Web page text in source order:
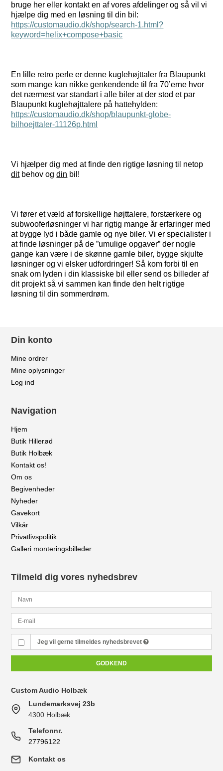
bruge her eller kontakt en af vores afdelinger og så vil vi
hjælpe dig med en løsning til din bil:
https://customaudio.dk/shop/search-1.html?
keyword=helix+compose+basic
En lille retro perle er denne kuglehøjttaler fra Blaupunkt
som mange kan nikke genkendende til fra 70’erne hvor
det nærmest var standart i alle biler at der stod et par
Blaupunkt kuglehøjttalere på hattehylden:
https://customaudio.dk/shop/blaupunkt-globe-
bilhoejttaler-11126p.html
Vi hjælper dig med at finde den rigtige løsning til netop
ditbehov ogdin bil!
Vi fører et væld af forskellige højttalere, forstærkere og
subwooferløsninger vi har rigtig mange år erfaringer med
at bygge lyd i både gamle og nye biler. Vi er specialister i
at finde løsninger på de ”umulige opgaver” der nogle
gange kan være i de skønne gamle biler, bygge skjulte
løsninger og vi elsker udfordringer! Så kom forbi til en
snak om lyden i din klassiske bil eller send os billeder af
dit projekt så vi sammen kan finde den helt rigtige
løsning til din sommerdrøm.
Din konto
Mine ordrer
Mine oplysninger
Log ind
Navigation
Hjem
Butik Hillerød
Butik Holbæk
Kontakt os!
Om os
Begivenheder
Nyheder
Gavekort
Vilkår
Privatlivspolitik
Galleri monteringsbilleder
Tilmeld dig vores nyhedsbrev
Jeg vil gerne tilmeldes nyhedsbrevet
GODKEND
Custom Audio Holbæk
Lundemarksvej 23b
4300 Holbæk
Telefonnr.
27796122
Kontakt os